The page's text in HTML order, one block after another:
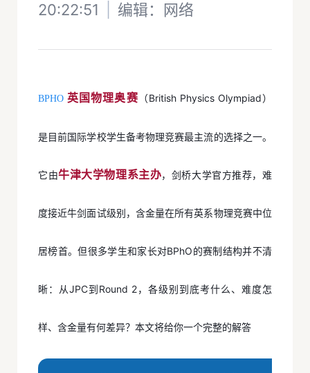
20:22:51
编辑： 网络
BPHO 英国物理奥赛（British Physics Olympiad）
是目前国际学校学生备考物理竞赛最主流的选择之一。
它由牛津大学物理系主办，剑桥大学官方推荐，难
度接近牛剑面试级别，含金量在所有英系物理竞赛中位
居榜首。但很多学生和家长对BPhO的赛制结构并不清
晰：从JPC到Round 2，各级别到底考什么、难度怎
样、含金量有何差异？本文将给你一个完整的解答